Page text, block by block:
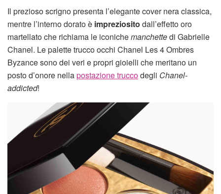
Il prezioso scrigno presenta l’elegante cover nera classica,
mentre l’interno dorato è impreziosito dall’effetto oro
martellato che richiama le iconichemanchettedi Gabrielle
Chanel. Le palette trucco occhi Chanel Les 4 Ombres
Byzance sono dei veri e propri gioielli che meritano un
posto d’onore nellapostazione truccodegli Chanel-
addicted!